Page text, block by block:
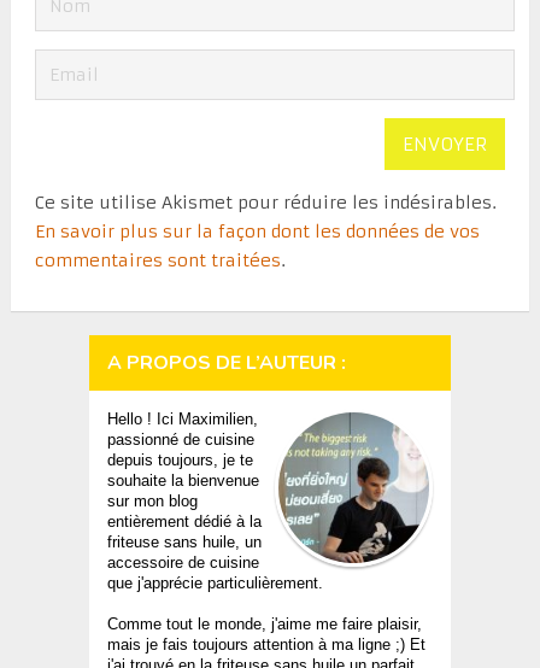
Ce site utilise Akismet pour réduire les indésirables.
En savoir plus sur la façon dont les données de vos
commentaires sont traitées.
A PROPOS DE L’AUTEUR :
Hello ! Ici Maximilien,
passionné de cuisine
depuis toujours, je te
souhaite la bienvenue
sur mon blog
entièrement dédié à la
friteuse sans huile, un
accessoire de cuisine
que j'apprécie particulièrement.
Comme tout le monde, j'aime me faire plaisir,
mais je fais toujours attention à ma ligne ;) Et